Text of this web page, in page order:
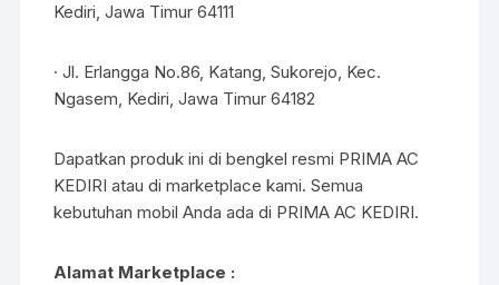
Kediri, Jawa Timur 64111
· Jl. Erlangga No.86, Katang, Sukorejo, Kec.
Ngasem, Kediri, Jawa Timur 64182
Dapatkan produk ini di bengkel resmi PRIMA AC
KEDIRI atau di marketplace kami. Semua
kebutuhan mobil Anda ada di PRIMA AC KEDIRI.
Alamat Marketplace :